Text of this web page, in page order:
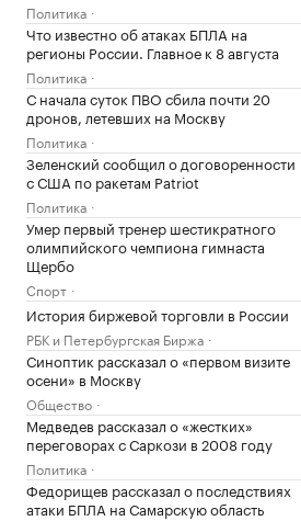
Политика
Что известно об атаках БПЛА на
регионы России. Главное к 8 августа
Политика
С начала суток ПВО сбила почти 20
дронов, летевших на Москву
Политика
Зеленский сообщил о договоренности
с США по ракетам Patriot
Политика
Умер первый тренер шестикратного
олимпийского чемпиона гимнаста
Щербо
Спорт
История биржевой торговли в России
РБК и Петербургская Биржа
Синоптик рассказал о «первом визите
осени» в Москву
Общество
Медведев рассказал о «жестких»
переговорах с Саркози в 2008 году
Политика
Федорищев рассказал о последствиях
атаки БПЛА на Самарскую область